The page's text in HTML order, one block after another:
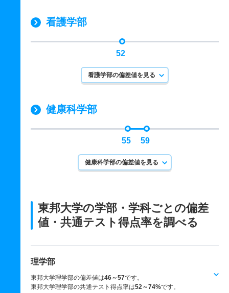
看護学部
52
看護学部の偏差値を見る
健康科学部
55 59
健康科学部の偏差値を見る
東邦大学の学部・学科ごとの偏差
値・共通テスト得点率を調べる
理学部
東邦大学理学部の偏差値は46～57です。
東邦大学理学部の共通テスト得点率は52～74%です。